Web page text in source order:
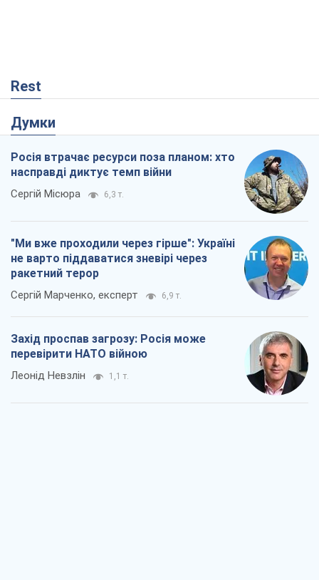
Rest
Думки
Росія втрачає ресурси поза планом: хто
насправді диктує темп війни
Сергій Місюра 6,3 т.
"Ми вже проходили через гірше": Україні
не варто піддаватися зневірі через
ракетний терор
Сергій Марченко, експерт 6,9 т.
Захід проспав загрозу: Росія може
перевірити НАТО війною
Леонід Невзлін 1,1 т.